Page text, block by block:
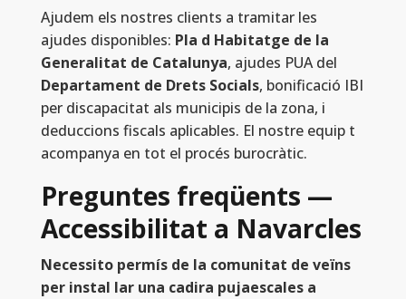
Ajudem els nostres clients a tramitar les
ajudes disponibles: Pla d Habitatge de la
Generalitat de Catalunya, ajudes PUA del
Departament de Drets Socials, bonificació IBI
per discapacitat als municipis de la zona, i
deduccions fiscals aplicables. El nostre equip t
acompanya en tot el procés burocràtic.
Preguntes freqüents —
Accessibilitat a Navarcles
Necessito permís de la comunitat de veïns
per instal lar una cadira pujaescales a